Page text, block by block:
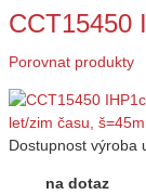
CCT15450
Porovnat produkty
Dostupnost výroba
na dotaz